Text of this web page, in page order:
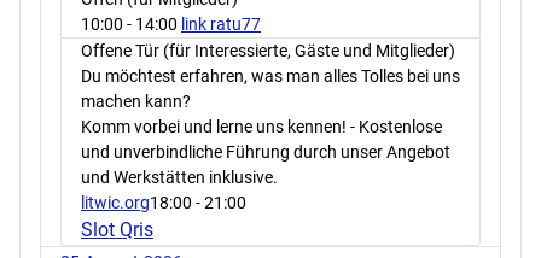
10:00 - 14:00 link ratu77
Offene Tür (für Interessierte, Gäste und Mitglieder)
Du möchtest erfahren, was man alles Tolles bei uns
machen kann?
Komm vorbei und lerne uns kennen! - Kostenlose
und unverbindliche Führung durch unser Angebot
und Werkstätten inklusive.
litwic.org18:00 - 21:00
Slot Qris